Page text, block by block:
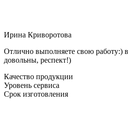
Ирина Криворотова
Отлично выполняете свою работу:)
довольны, респект!)
Качество продукции
Уровень сервиса
Срок изготовления